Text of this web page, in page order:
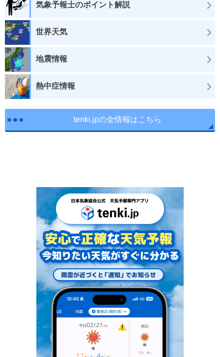
気象予報士のポイント解説
世界天気
地震情報
熱中症情報
tenki.jpの全情報はこちら